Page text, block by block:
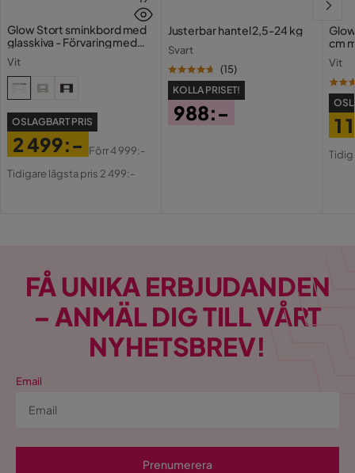
Glow Stort sminkbord med
glasskiva - Förvaring med
Vit
OSLAGBART PRIS
Pris
2 499:-
Original
Förr4 999:-
Tidigare lägsta pris 2 499:-
Justerbar hantel 2,5-24 kg
Svart
(15)
KOLLA PRISET!
988:-
cm
Vit
1
FÅ UNIKA ERBJUDANDEN
– ANMÄL DIG TILL VÅRT
NYHETSBREV!
Email
Prenumerera